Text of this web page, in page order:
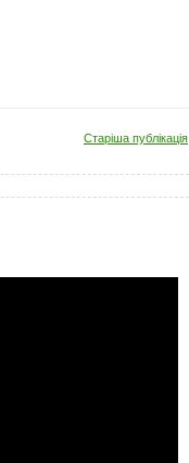
Старіша публікація